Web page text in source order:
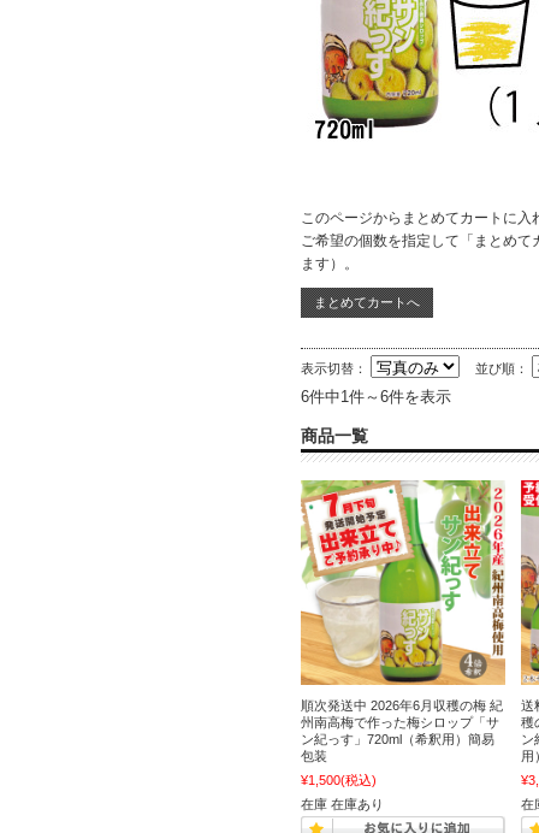
このページからまとめてカートに入
ご希望の個数を指定して「まとめ
ます）。
表示切替： 並び順：
6件中1件～6件を表示
商品一覧
順次発送中 2026年6月収穫の梅 紀
州南高梅で作った梅シロップ「サ
ン紀っす」720ml（希釈用）簡易
包装
¥1,500(税込)
在庫 在庫あり
送
穫
ン
用
在